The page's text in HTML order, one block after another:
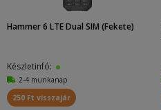
Hammer 6 LTE Dual SIM (Fekete)
Készletinfó:
2-4 munkanap
250 Ft visszajár